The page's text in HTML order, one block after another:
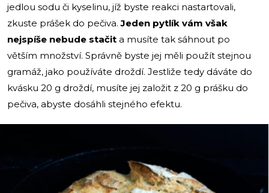
jedlou sodu či kyselinu, jíž byste reakci nastartovali,
zkuste prášek do pečiva.Jeden pytlík vám však
nejspíše nebude stačit a musíte tak sáhnout po
větším množství. Správně byste jej měli použít stejnou
gramáž, jako používáte droždí. Jestliže tedy dáváte do
kvásku 20 g droždí, musíte jej založit z 20 g prášku do
pečiva, abyste dosáhli stejného efektu.